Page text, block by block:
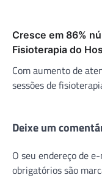
Cresce em 86%
Fisioterapia do
Com aumento de
sessões de
Deixe um
O seu endereço de
obrigatórios são